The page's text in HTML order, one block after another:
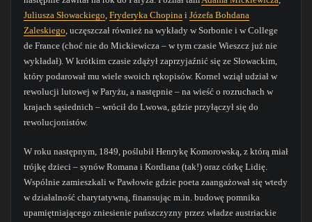
Juliusza Słowackiego Fryderyka Chopina i Józefa Bohdana
Zaleskiego , uczęszczał również na wykłady w Sorbonie i w College
de France (choć nie do Mickiewicza – w tym czasie Wieszcz już nie
wykładał). W krótkim czasie zdążył zaprzyjaźnić się ze Słowackim,
który podarował mu wiele swoich rękopisów. Kornel wziął udział w
rewolucji lutowej w Paryżu, a następnie – na wieść o rozruchach w
krajach sąsiednich – wrócił do Lwowa, gdzie przyłączył się do
rewolucjonistów.
W roku następnym, 1849, poślubił Henrykę Komorowską, z którą miał
trójkę dzieci – synów Romana i Kordiana (tak!) oraz córkę Lidię.
Wspólnie zamieszkali w Pawłowie gdzie poeta zaangażował się wtedy
w działalność charytatywną, finansując m.in. budowę pomnika
upamiętniającego zniesienie pańszczyzny przez władze austriackie